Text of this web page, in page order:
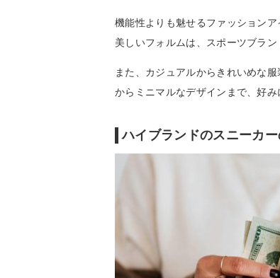
機能性よりも魅せるファッション
美しいフォルムは、スポーツブラ
また、カジュアルからきれいめな
からミニマルなデザインまで、好み
ハイブランドのスニーカ